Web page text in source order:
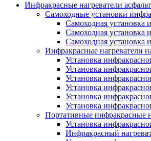
Инфракрасные нагреватели
Самоходные установки
Самоходная установка
Самоходная установка
Самоходная установка
Инфракрасные нагреватели
Установка
Установка
Установка
Установка
Установка
Установка
Портативные инфракрасные
Установка
Инфракрасный